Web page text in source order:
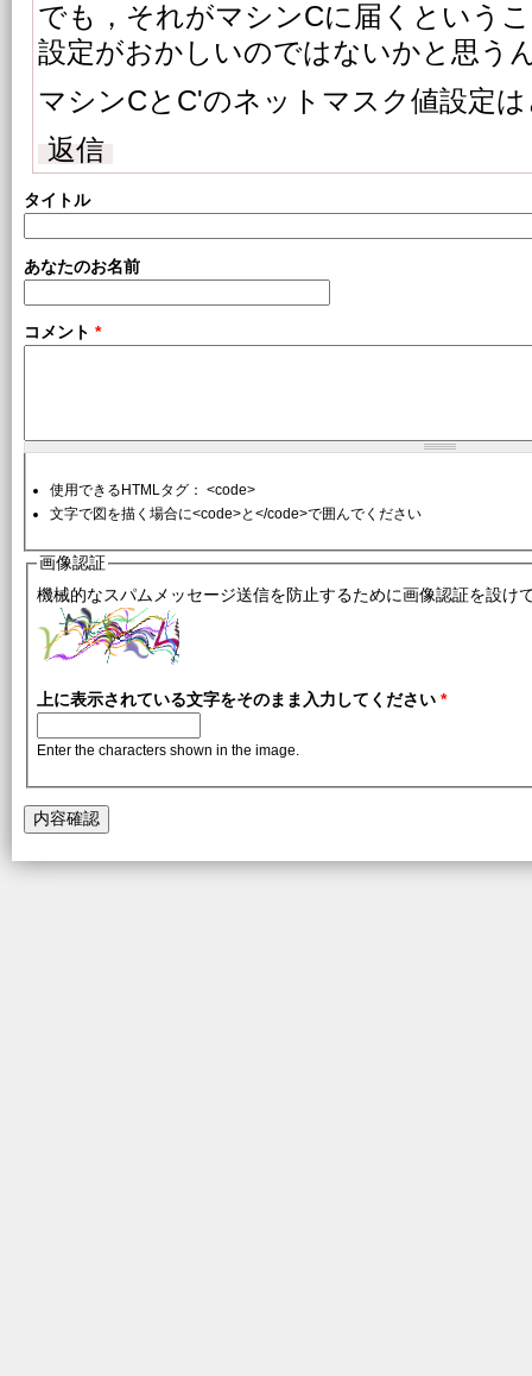
でも，それがマシンCに届くという
設定がおかしいのではないかと思う
マシンCとC'のネットマスク値設定
返信
タイトル
あなたのお名前
コメント *
使用できるHTMLタグ： <code>
文字で図を描く場合に<code>と</code>で囲んでください
画像認証
機械的なスパムメッセージ送信を防止するために画像認証を設け
上に表示されている文字をそのまま入力してください *
Enter the characters shown in the image.